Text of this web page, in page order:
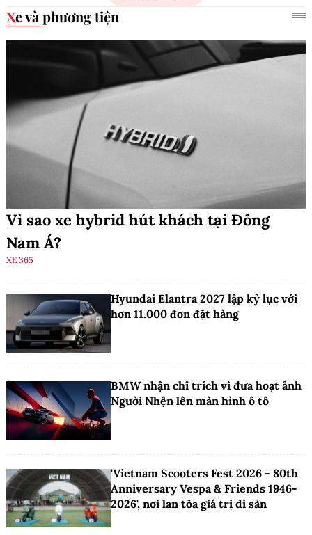
Xe và phương tiện
Vì sao xe hybrid hút khách tại Đông
Nam Á?
XE 365
Hyundai Elantra 2027 lập kỷ lục với
hơn 11.000 đơn đặt hàng
BMW nhận chỉ trích vì đưa hoạt ảnh
Người Nhện lên màn hình ô tô
'Vietnam Scooters Fest 2026 - 80th
Anniversary Vespa & Friends 1946-
2026', nơi lan tỏa giá trị di sản